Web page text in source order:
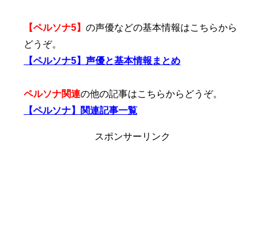
【ペルソナ5】 の声優などの基本情報はこちらから
どうぞ。
【ペルソナ5】声優と基本情報まとめ
ペルソナ関連の他の記事はこちらからどうぞ。
【ペルソナ】関連記事一覧
スポンサーリンク